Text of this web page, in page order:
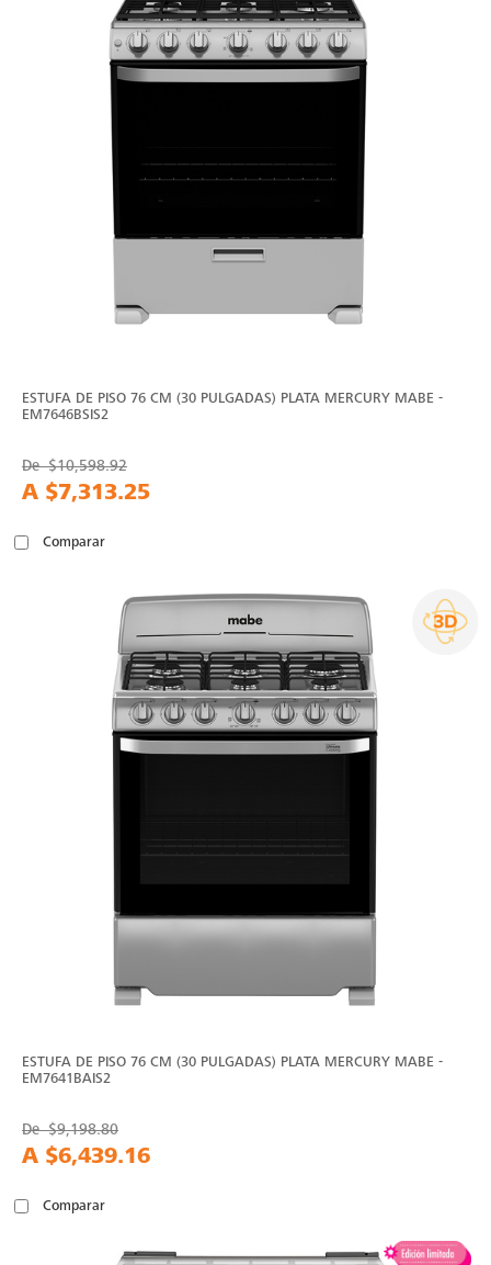
ESTUFA DE PISO 76 CM (30 PULGADAS) PLATA MERCURY MABE -
EM7646BSIS2
De$10,598.92
A $7,313.25
Comparar
ESTUFA DE PISO 76 CM (30 PULGADAS) PLATA MERCURY MABE -
EM7641BAIS2
De$9,198.80
A $6,439.16
Comparar